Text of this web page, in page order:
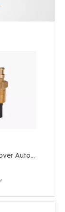
Gas Changeover Auto Shut Off LPG Valve